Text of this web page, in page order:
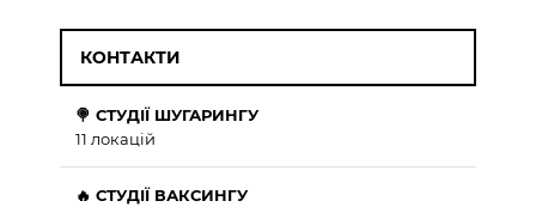
КОНТАКТИ
🍭 СТУДІЇ ШУГАРИНГУ
11 локацій
🔥 СТУДІЇ ВАКСИНГУ